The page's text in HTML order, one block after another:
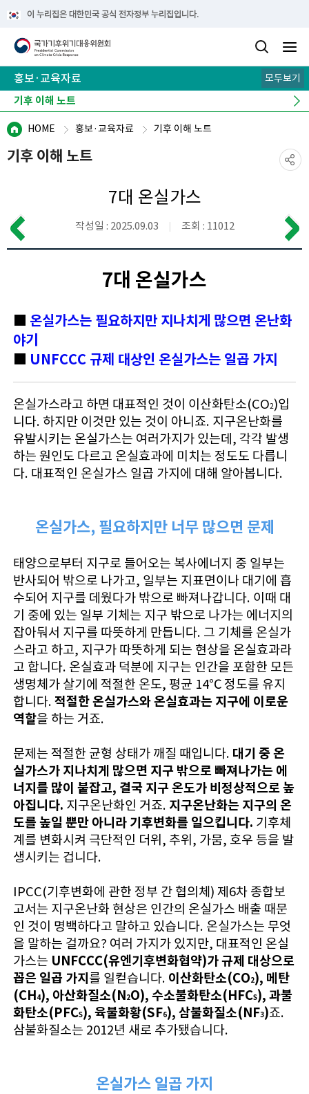
이 누리집은 대한민국 공식 전자정부 누리집입니다.
홍보·교육자료
카드뉴스
기후 이해 노트
e-book
뉴스레터
캠페인
모두보기
HOME 홍보·교육자료 기후 이해 노트
기후 이해 노트
7대 온실가스
작성일 : 2025.09.03 조회 : 11012
7대 온실가스
■ 온실가스는 필요하지만 지나치게 많으면 온난화
야기
■ UNFCCC 규제 대상인 온실가스는 일곱 가지
온실가스라고 하면 대표적인 것이 이산화탄소(CO2)입
니다. 하지만 이것만 있는 것이 아니죠. 지구온난화를
유발시키는 온실가스는 여러가지가 있는데, 각각 발생
하는 원인도 다르고 온실효과에 미치는 정도도 다릅니
다. 대표적인 온실가스 일곱 가지에 대해 알아봅니다.
온실가스, 필요하지만 너무 많으면 문제
태양으로부터 지구로 들어오는 복사에너지 중 일부는
반사되어 밖으로 나가고, 일부는 지표면이나 대기에 흡
수되어 지구를 데웠다가 밖으로 빠져나갑니다. 이때 대
기 중에 있는 일부 기체는 지구 밖으로 나가는 에너지의
잡아둬서 지구를 따뜻하게 만듭니다. 그 기체를 온실가
스라고 하고, 지구가 따뜻하게 되는 현상을 온실효과라
고 합니다. 온실효과 덕분에 지구는 인간을 포함한 모든
생명체가 살기에 적절한 온도, 평균 14℃ 정도를 유지
합니다. 적절한 온실가스와 온실효과는 지구에 이로운
역할을 하는 거죠.
문제는 적절한 균형 상태가 깨질 때입니다. 대기 중 온
실가스가 지나치게 많으면 지구 밖으로 빠져나가는 에
너지를 많이 붙잡고, 결국 지구 온도가 비정상적으로 높
아집니다. 지구온난화인 거죠. 지구온난화는 지구의 온
도를 높일 뿐만 아니라 기후변화를 일으킵니다. 기후체
계를 변화시켜 극단적인 더위, 추위, 가뭄, 호우 등을 발
생시키는 겁니다.
IPCC(기후변화에 관한 정부 간 협의체) 제6차 종합보
고서는 지구온난화 현상은 인간의 온실가스 배출 때문
인 것이 명백하다고 말하고 있습니다. 온실가스는 무엇
을 말하는 걸까요? 여러 가지가 있지만, 대표적인 온실
가스는 UNFCCC(유엔기후변화협약)가 규제 대상으로
꼽은 일곱 가지를 일컫습니다. 이산화탄소(CO2), 메탄
(CH4), 아산화질소(N2O), 수소불화탄소(HFCS), 과불
화탄소(PFCS), 육불화황(SF6), 삼불화질소(NF3)죠.
삼불화질소는 2012년 새로 추가됐습니다.
온실가스 일곱 가지